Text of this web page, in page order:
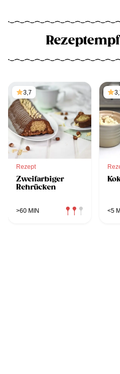
3,7
Rezept
Zweifarbiger
Rehrücken
>60 MIN <5